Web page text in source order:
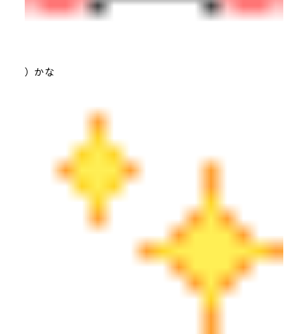
）かな